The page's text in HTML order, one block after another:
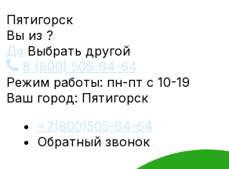
Пятигорск
Вы из ?
Да Выбрать другой
8 (800) 505-64-64
Режим работы: пн-пт с 10-19
Ваш город: Пятигорск
+7(800)505-64-64
Обратный звонок